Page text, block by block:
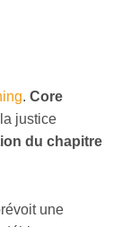
. Core
justice
du chapitre
une